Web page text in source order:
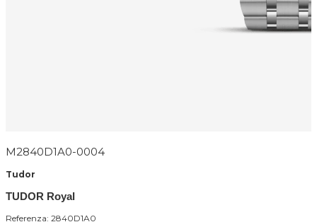
M2840D1A0-0004
Tudor
TUDOR Royal
Referenza: 2840D1A0